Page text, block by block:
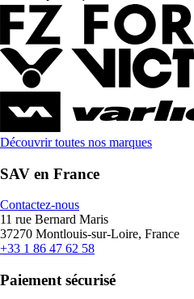
Découvrir toutes nos marques
SAV en France
Contactez-nous
11 rue Bernard Maris
37270 Montlouis-sur-Loire, France
+33 1 86 47 62 58
Paiement sécurisé